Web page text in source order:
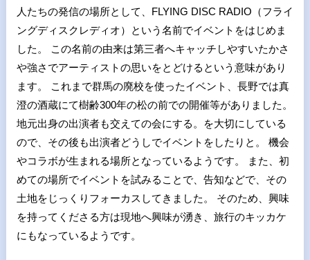
人たちの発信の場所として、FLYING DISC RADIO（フライ
ングディスクレディオ）という名前でイベントをはじめま
した。 この名前の由来は第三者へキャッチしやすいたかさ
や強さでアーティストの思いをとどけるという意味があり
ます。 これまで群馬の廃校を使ったイベント、長野では真
澄の酒蔵にて樹齢300年の松の前での開催等がありました。
地元出身の出演者も交えての会にする。を大切にしている
ので、その後も出演者どうしでイベントをしたりと。 機会
やコラボが生まれる場所となっているようです。 また、初
めての場所でイベントを試みることで、告知などで、その
土地をじっくりフォーカスしてきました。 そのため、興味
を持ってくださる方は現地へ興味が湧き、旅行のキッカケ
にもなっているようです。